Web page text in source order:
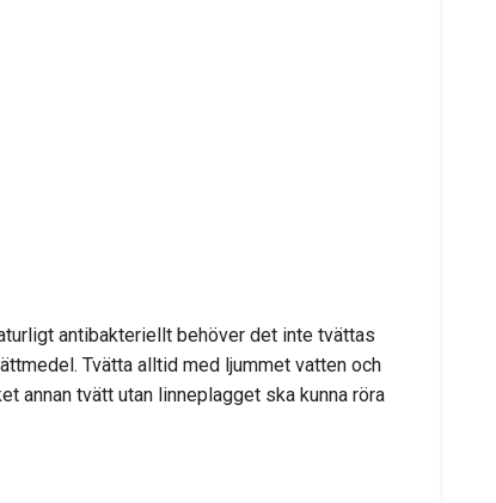
antibakteriellt behöver det inte tvättas
Tvätta alltid med ljummet vatten och
annan tvätt utan linneplagget ska kunna röra